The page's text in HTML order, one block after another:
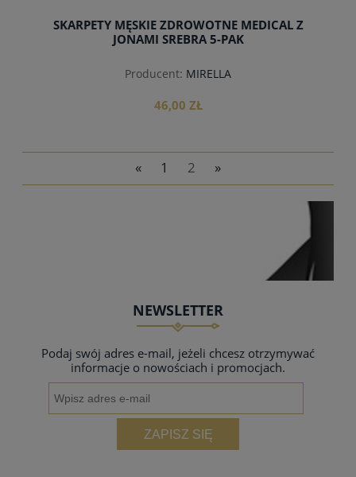
SKARPETY MĘSKIE ZDROWOTNE MEDICAL Z
JONAMI SREBRA 5-PAK
Producent: MIRELLA
46,00 ZŁ
« 1 2 »
NEWSLETTER
Podaj swój adres e-mail, jeżeli chcesz otrzymywać
informacje o nowościach i promocjach.
ZAPISZ SIĘ